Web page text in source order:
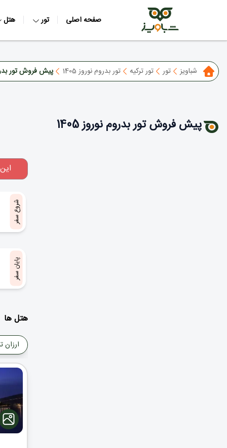
صفحه اصلی تور هتل
شباویز تور تور ترکیه تور بدروم نوروز 1405 پیش فروش تور بدروم
پیش فروش تور بدروم نوروز 1405
شروع سفر
پایان سفر
هتل ها
ارزان